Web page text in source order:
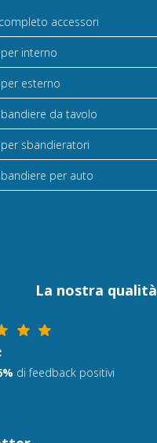
accessori
interno
esterno
da tavolo
sbandieratori
per auto
La nostra qualità
di feedback positivi